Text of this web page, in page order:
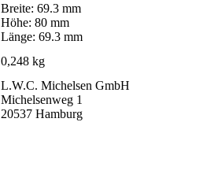
Breite: 69.3 mm
Höhe: 80 mm
Länge: 69.3 mm
0,248 kg
L.W.C. Michelsen GmbH
Michelsenweg 1
20537 Hamburg